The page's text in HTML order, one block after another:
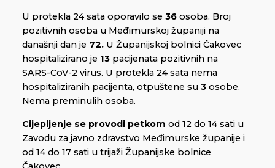
U protekla 24 sata oporavilo se 36 osoba. Broj
pozitivnih osoba u Međimurskoj županiji na
današnji dan je 72. U Županijskoj bolnici Čakovec
hospitalizirano je 13 pacijenata pozitivnih na
SARS-CoV-2 virus. U protekla 24 sata nema
hospitaliziranih pacijenta, otpuštene su 3 osobe.
Nema preminulih osoba.
Cijepljenje se provodi petkom od 12 do 14 sati u
Zavodu za javno zdravstvo Međimurske županije i
od 14 do 17 sati u trijaži Županijske bolnice